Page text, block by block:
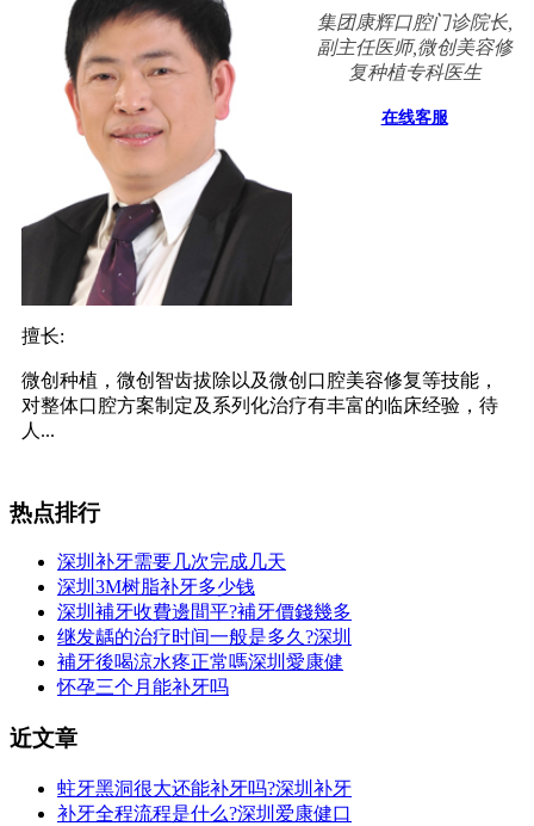
集团康辉口腔门诊院长,
副主任医师,微创美容修
复种植专科医生
在线客服
擅长:
微创种植，微创智齿拔除以及微创口腔美容修复等技能，
对整体口腔方案制定及系列化治疗有丰富的临床经验，待
人...
热点排行
深圳补牙需要几次完成几天
深圳3M树脂补牙多少钱
深圳補牙收費邊間平?補牙價錢幾多
继发龋的治疗时间一般是多久?深圳
補牙後喝涼水疼正常嗎深圳愛康健
怀孕三个月能补牙吗
近文章
蛀牙黑洞很大还能补牙吗?深圳补牙
补牙全程流程是什么?深圳爱康健口